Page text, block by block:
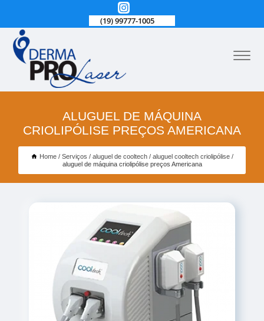
(19) 99777-1005
ALUGUEL DE MÁQUINA
CRIOLIPÓLISE PREÇOS AMERICANA
Home Serviços aluguel de cooltech
aluguel cooltech criolipólise
aluguel de máquina criolipólise preços Americana